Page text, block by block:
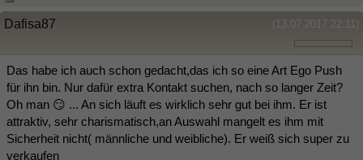
(13.07.2017 22:11)
Dafisa87
Das habe ich auch schon gedacht,das ich so eine Art Ego Push
für ihn bin. Nur dafür extra Kontakt suchen, nach so langer Zeit?
Oh man 😏 ... An sich läuft es wirklich sehr gut bei ihm. Er ist
attraktiv, sehr charismatisch,an Auswahl mangelt es ihm mit
Sicherheit nicht( männliche und weibliche). Er weiß sich super zu
verkaufen